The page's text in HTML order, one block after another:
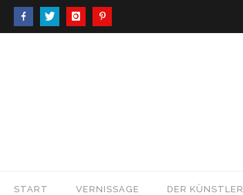
START VERNISSAGE DER KÜNSTLER